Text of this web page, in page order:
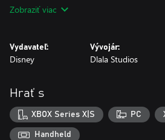
Monoth in 4-player couch co-op. Team
Be a part of an authentic Mickey cartoon
drawn animation, an orchestrated original
voice talents.
Zobraziť viac
Vydavateľ:
Disney
Vývojár:
Dlala Studios
Hrať s
XBOX Series X|S PC
Handheld